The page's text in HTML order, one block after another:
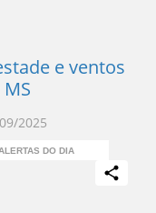
e ventos
2025
ALERTAS DO DIA